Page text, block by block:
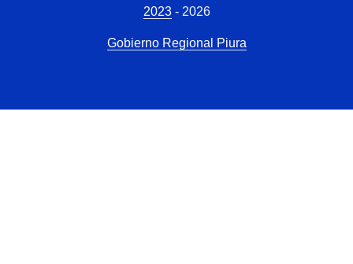
2023- 2026
Gobierno Regional Piura